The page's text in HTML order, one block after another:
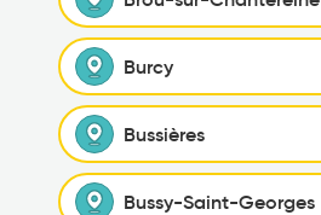
Burcy
Bussières
Bussy-Saint-Georges